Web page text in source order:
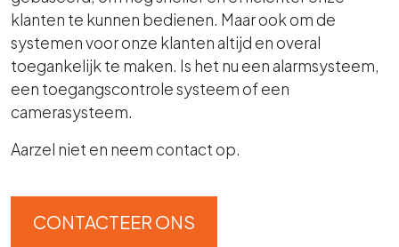
klanten te kunnen bedienen. Maar ook om de
systemen voor onze klanten altijd en overal
toegankelijk te maken. Is het nu een alarmsysteem,
een toegangscontrole systeem of een
camerasysteem.
Aarzel niet en neem contact op.
CONTACTEER ONS